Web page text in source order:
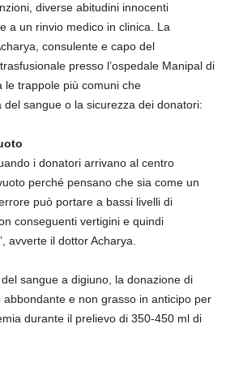
diverse abitudini innocenti
a un rinvio medico in clinica. La
consulente e capo del
presso l’ospedale Manipal di
le trappole più comuni che
sangue o la sicurezza dei donatori:
i donatori arrivano al centro
perché pensano che sia come un
può portare a bassi livelli di
conseguenti vertigini e quindi
avverte il dottor Acharya.
sangue a digiuno, la donazione di
e non grasso in anticipo per
durante il prelievo di 350-450 ml di